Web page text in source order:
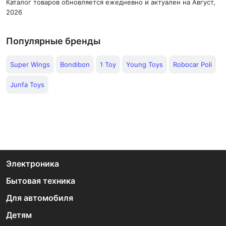
Каталог товаров обновляется ежедневно и актуален на Август,
2026
Популярные бренды
Super Wings Bondibon 1 Toy Young Toys Robocar Poli
Junfa Toys
Электроника
Бытовая техника
Для автомобиля
Детям